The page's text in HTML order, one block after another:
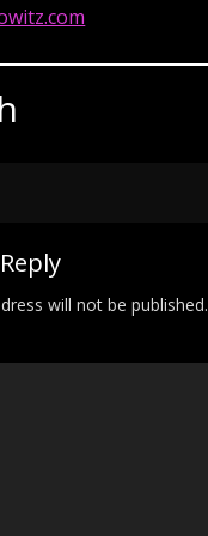
will not be published.